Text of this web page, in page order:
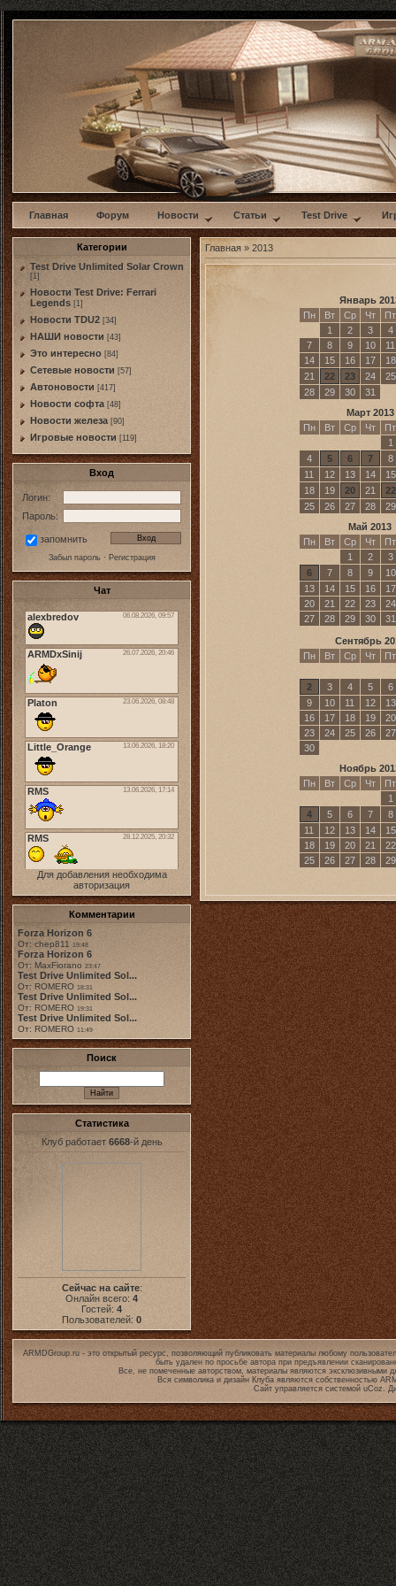
w
Главная Форум Новости Статьи Test Drive
Категории
Test Drive Unlimited Solar Crown
[1]
Новости Test Drive: Ferrari
Legends [1]
Новости TDU2 [34]
НАШИ новости [43]
Это интересно [84]
Сетевые новости [57]
Автоновости [417]
Новости софта [48]
Новоcти железа [90]
Игровые новости [119]
Вход
Логин:
Пароль:
запомнить
Забыл пароль· Регистрация
Чат
Для добавления необходима
авторизация
Комментарии
Forza Horizon 6
От: chep811 19:48
Forza Horizon 6
От: MaxFiorano 23:47
Test Drive Unlimited Sol...
От: ROMERO 18:31
Test Drive Unlimited Sol...
От: ROMERO 19:31
Test Drive Unlimited Sol...
От: ROMERO 11:49
Поиск
Статистика
Клуб работает 6668-й день
Сейчас на сайте:
Онлайн всего: 4
Гостей: 4
Пользователей: 0
Главная » 2013
Январь
Пн
Вт Ср Чт
Пт
1
2 3
4
7
8 9 10
11
14
15 16 17
18
21
22 23 24
25
28
29 30
31
Март 2013
Пн
Вт Ср Чт
Пт
1
4
5 6 7
8
11
12 13 14
15
18
19 20 21
22
25
26 27 28
29
Май 2013
Пн
Вт Ср Чт
Пт
1
2
3
6
7 8 9
10
13
14 15 16
17
20
21 22 23
24
27
28 29 30 31
Сентябрь
Пн
Вт Ср Чт Пт
2 3 4 5
6
9
10 11 12
13
16
17 18 19
20
23
24 25 26
27
30
Ноябрь
Пн
Вт Ср Чт
Пт
1
4
5 6 7
8
11
12 13 14
15
18
19 20 21
22
25
26 27 28 29
ARMDGroup.ru - это открытый ресурс, позволяющий публиковать материалы любому
быть удален по просьбе автора при предъявлении
Все, не помеченные авторством, материалы являются эксклюзивными
Вся символика и дизайн Клуба являются собственностью
Сайт управляется системой uCoz.